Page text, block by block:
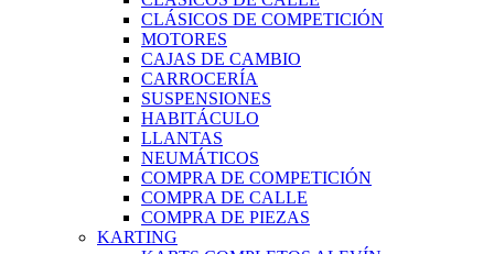
CLÁSICOS DE COMPETICIÓN
MOTORES
CAJAS DE CAMBIO
CARROCERÍA
SUSPENSIONES
HABITÁCULO
LLANTAS
NEUMÁTICOS
COMPRA DE COMPETICIÓN
COMPRA DE CALLE
COMPRA DE PIEZAS
KARTING